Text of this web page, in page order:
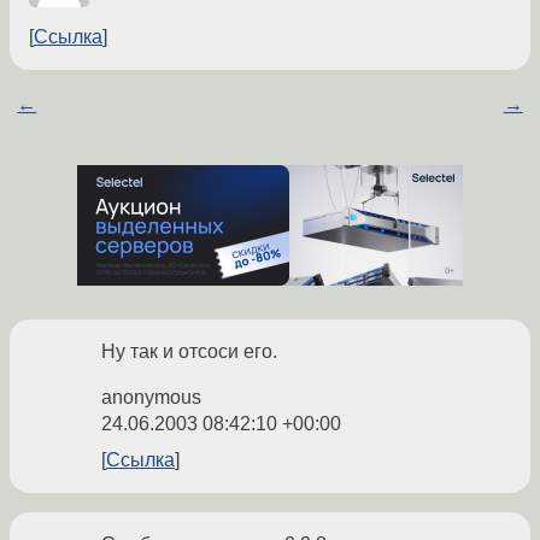
Ссылка
← →
Ну так и отсоси его.
anonymous
24.06.2003 08:42:10 +00:00
Ссылка